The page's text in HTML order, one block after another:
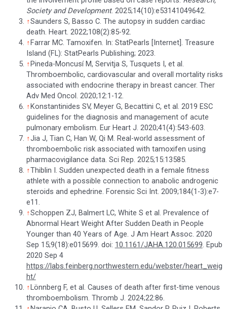
Society and Development. 2025;14(10):e53141049642.
↑Saunders S, Basso C. The autopsy in sudden cardiac
death. Heart. 2022;108(2):85-92.
↑Farrar MC. Tamoxifen. In: StatPearls [Internet]. Treasure
Island (FL): StatPearls Publishing; 2023.
↑Pineda-Moncusí M, Servitja S, Tusquets I, et al.
Thromboembolic, cardiovascular and overall mortality risks
associated with endocrine therapy in breast cancer. Ther
Adv Med Oncol. 2020;12:1-12.
↑Konstantinides SV, Meyer G, Becattini C, et al. 2019 ESC
guidelines for the diagnosis and management of acute
pulmonary embolism. Eur Heart J. 2020;41(4):543-603.
↑Jia J, Tian C, Han W, Qi M. Real-world assessment of
thromboembolic risk associated with tamoxifen using
pharmacovigilance data. Sci Rep. 2025;15:13585.
↑Thiblin I. Sudden unexpected death in a female fitness
athlete with a possible connection to anabolic androgenic
steroids and ephedrine. Forensic Sci Int. 2009;184(1-3):e7-
e11.
↑Schoppen ZJ, Balmert LC, White S et al. Prevalence of
Abnormal Heart Weight After Sudden Death in People
Younger than 40 Years of Age. J Am Heart Assoc. 2020
Sep 15;9(18):e015699. doi: 10.1161/JAHA.120.015699. Epub
2020 Sep 4
https://labs.feinberg.northwestern.edu/webster/heart_weig
ht/
↑Lönnberg F, et al. Causes of death after first-time venous
thromboembolism. Thromb J. 2024;22:86.